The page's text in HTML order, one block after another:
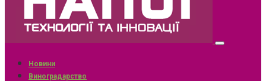
Новини
Виноградарство